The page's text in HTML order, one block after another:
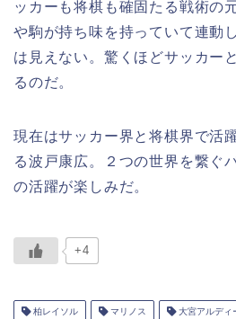
ッカーも将棋も確固たる戦術の
や駒が持ち味を持っていて連動
は見えない。驚くほどサッカー
るのだ。
現在はサッカー界と将棋界で活
る波戸康広。２つの世界を繋ぐ
の活躍が楽しみだ。
+4
柏レイソル マリノス 大宮アルディ